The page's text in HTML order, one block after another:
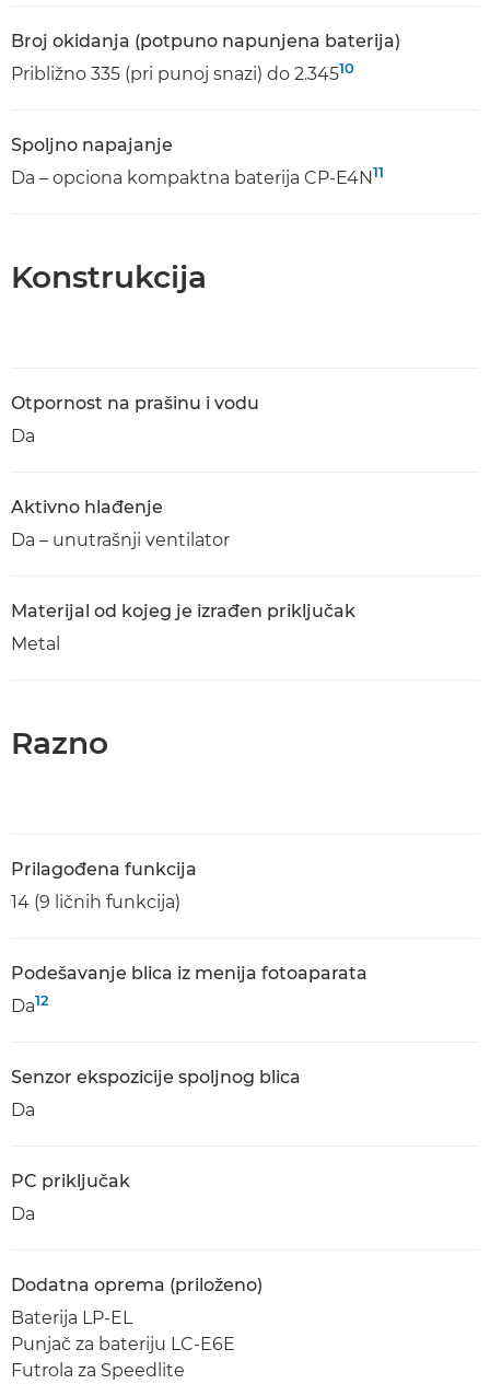
Broj okidanja (potpuno napunjena baterija)
Približno 335 (pri punoj snazi) do 2.34510
Spoljno napajanje
Da – opciona kompaktna baterija CP-E4N11
Konstrukcija
Otpornost na prašinu i vodu
Da
Aktivno hlađenje
Da – unutrašnji ventilator
Materijal od kojeg je izrađen priključak
Metal
Razno
Prilagođena funkcija
14 (9 ličnih funkcija)
Podešavanje blica iz menija fotoaparata
Da12
Senzor ekspozicije spoljnog blica
Da
PC priključak
Da
Dodatna oprema (priloženo)
Baterija LP-EL
Punjač za bateriju LC-E6E
Futrola za Speedlite